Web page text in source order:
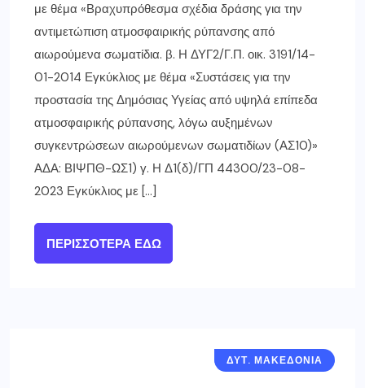
με θέμα «Βραχυπρόθεσμα σχέδια δράσης για την
αντιμετώπιση ατμοσφαιρικής ρύπανσης από
αιωρούμενα σωματίδια. β. Η ΔΥΓ2/Γ.Π. οικ. 3191/14-
01-2014 Εγκύκλιος με θέμα «Συστάσεις για την
προστασία της Δημόσιας Υγείας από υψηλά επίπεδα
ατμοσφαιρικής ρύπανσης, λόγω αυξημένων
συγκεντρώσεων αιωρούμενων σωματιδίων (ΑΣ10)»
ΑΔΑ: ΒΙΨΠΘ-ΩΣ1) γ. Η Δ1(δ)/ΓΠ 44300/23-08-
2023 Εγκύκλιος με […]
ΠΕΡΙΣΣΌΤΕΡΑ ΕΔΏ
ΔΥΤ. ΜΑΚΕΔΟΝΙΑ